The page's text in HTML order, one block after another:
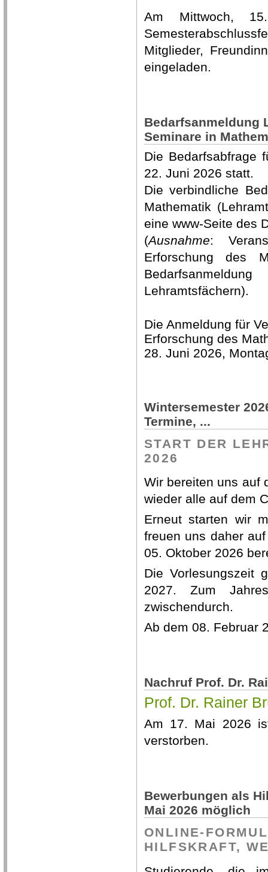
Am Mittwoch,
Mitglieder,
eingeladen.
Bedarfsanmeldung
Seminare in
Die Bedarfsabfrage
22. Juni 2026 statt.
Die verbindliche
Mathematik
eine www-Seite des
(Ausnahme:
Erforschung des
Lehramtsfächern).
Die Anmeldung für
Erforschung des
28. Juni 2026,
Wintersemester
Termine, ...
START DER
2026
Wir bereiten uns auf
wieder alle auf dem
Erneut starten wir
freuen uns daher
05. Oktober 2026
Die Vorlesungszeit
2027. Zum
zwischendurch.
Ab dem 08. Februar
Nachruf Prof. Dr.
Prof. Dr. Rainer
Am 17. Mai 2026
verstorben.
Bewerbungen als
Mai 2026 möglich
ONLINE-
HILFSKRAFT,